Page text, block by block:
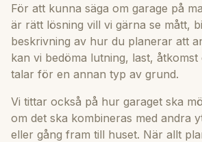
För att kunna säga om garage på
är rätt lösning vill vi gärna se mått,
beskrivning av hur du planerar att
kan vi bedöma lutning, last,
talar för en annan typ av grund.
Vi tittar också på hur garaget ska
om det ska kombineras med andra
eller gång fram till huset. När allt